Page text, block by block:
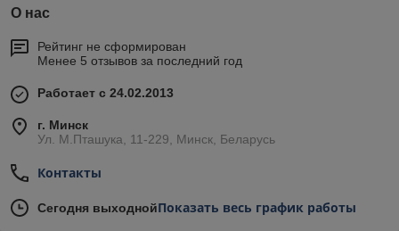
О нас
Рейтинг не сформирован
Менее 5 отзывов за последний год
Работает с 24.02.2013
г. Минск
Ул. М.Пташука, 11-229, Минск, Беларусь
Контакты
Сегодня выходнойПоказать весь график работы